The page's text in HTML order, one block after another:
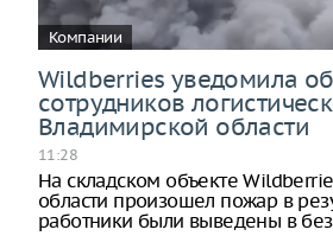
Компании
Wildberries уведомила
сотрудников
Владимирской области
11:28
На складском объекте
области произошел пожар в
работники были выведены в